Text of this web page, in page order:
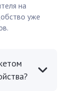
на
уже